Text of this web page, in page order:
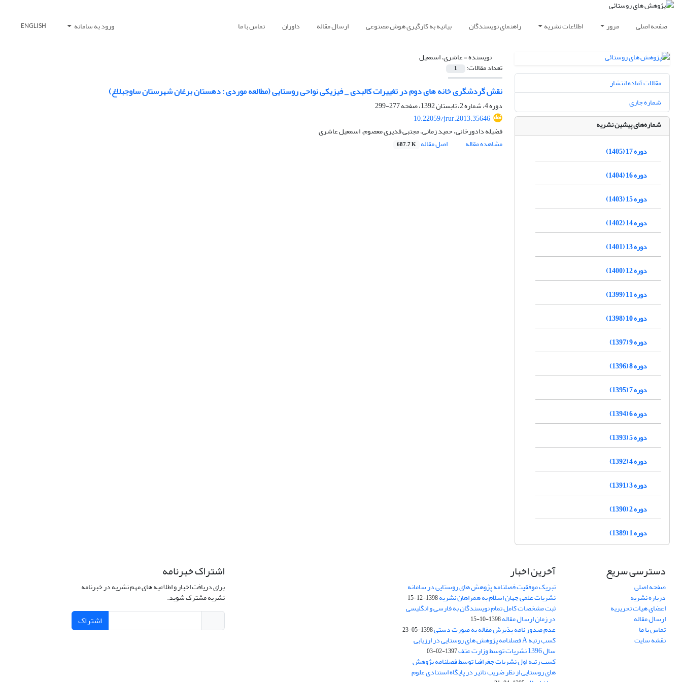
صفحه اصلی مرور اطلاعات نشریه راهنمای نویسندگان بیانیه به کارگیری هوش مصنوعی ارسال مقاله داوران تماس با ما ورود به سامانه ENGLISH
نویسنده =عاشری، اسمعیل
تعداد مقالات: 1
نقش گردشگری خانه های دوم در تغییرات کالبدی _ فیزیکی نواحی روستایی (مطالعه موردی : دهستان برغان شهرستان ساوجبلاغ)
دوره 4، شماره 2، تابستان 1392، صفحه
277-299
10.22059/jrur.2013.35646
فضیله دادورخانی، حمید زمانی، مجتبی قدیری معصوم، اسمعیل عاشری
مشاهده مقاله
اصل مقاله 687.7 K
مقالات آماده انتشار
شماره جاری
شماره‌های پیشین نشریه
دوره 17 (1405)
دوره 16 (1404)
دوره 15 (1403)
دوره 14 (1402)
دوره 13 (1401)
دوره 12 (1400)
دوره 11 (1399)
دوره 10 (1398)
دوره 9 (1397)
دوره 8 (1396)
دوره 7 (1395)
دوره 6 (1394)
دوره 5 (1393)
دوره 4 (1392)
دوره 3 (1391)
دوره 2 (1390)
دوره 1 (1389)
دسترسی سریع
صفحه اصلی
درباره نشریه
اعضای هیات تحریریه
ارسال مقاله
تماس با ما
نقشه سایت
آخرین اخبار
تبریک موفقیت فصلنامه پژوهش های روستایی در سامانه
نشریات علمی جهان اسلام به همراهان نشریه1398-12-15
ثبت مشخصات کامل تمام نویسندگان به فارسی و انگلیسی
در زمان ارسال مقاله1398-10-15
عدم صدور نامه پذیرش مقاله به صورت دستی1398-05-23
کسب رتبه A فصلنامه پژوهش های روستایی در ارزیابی
سال 1396 نشریات توسط وزارت عتف 1397-02-03
کسب رتبه اول نشریات جغرافیا توسط فصلنامه پژوهش
های روستایی از نظر ضریب تاثیر در پایگاه استنادی علوم
اشتراک خبرنامه
برای دریافت اخبار و اطلاعیه های مهم نشریه در خبرنامه
نشریه مشترک شوید.
اشتراک